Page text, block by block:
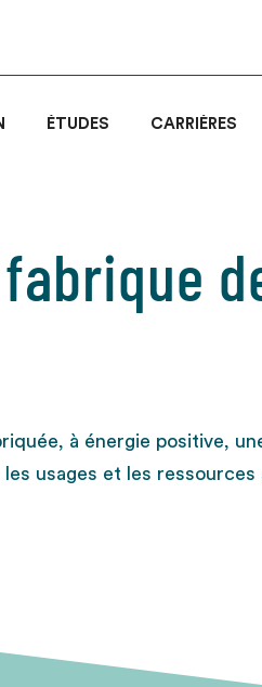
ÉTUDES CARRIÈRES
à énergie positive,
usages et les ressources